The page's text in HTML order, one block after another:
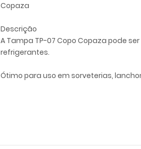
Copaza
Descrição
A Tampa TP-07 Copo Copaza pode
refrigerantes.
Ótimo para uso em sorveterias,